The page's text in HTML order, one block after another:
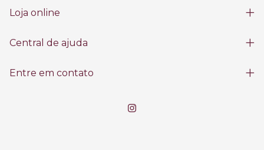
Loja online
Central de ajuda
Entre em contato